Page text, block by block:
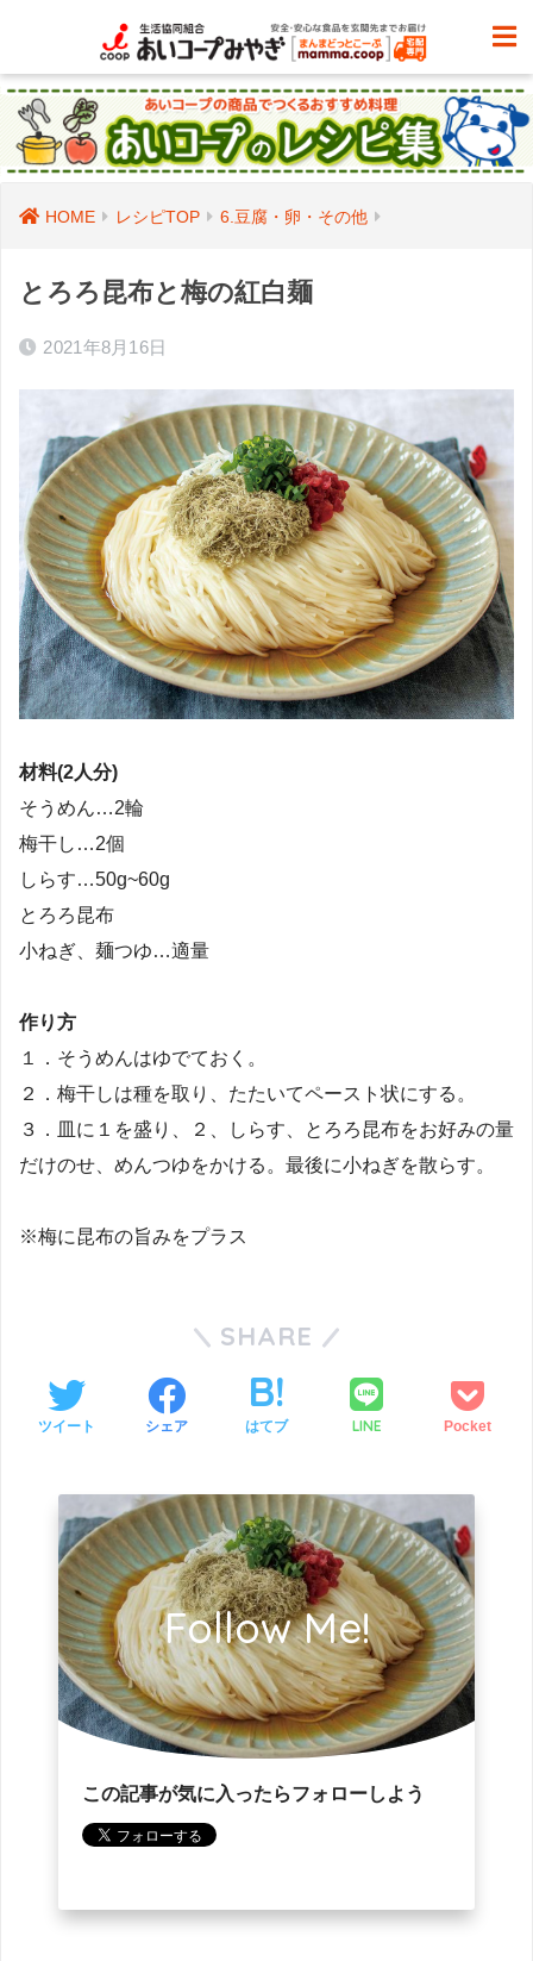
HOME レシピTOP 6.豆腐・卵・その他
とろろ昆布と梅の紅白麺
2021年8月16日
材料(2人分)
そうめん…2輪
梅干し…2個
しらす…50g~60g
とろろ昆布
小ねぎ、麺つゆ…適量
作り方
１．そうめんはゆでておく。
２．梅干しは種を取り、たたいてペースト状にする。
３．皿に１を盛り、２、しらす、とろろ昆布をお好みの量
だけのせ、めんつゆをかける。最後に小ねぎを散らす。
※梅に昆布の旨みをプラス
SHARE
ツイート シェア はてブ LINE Pocket
Follow Me!
この記事が気に入ったらフォローしよう